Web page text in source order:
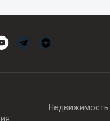
Недвижимость